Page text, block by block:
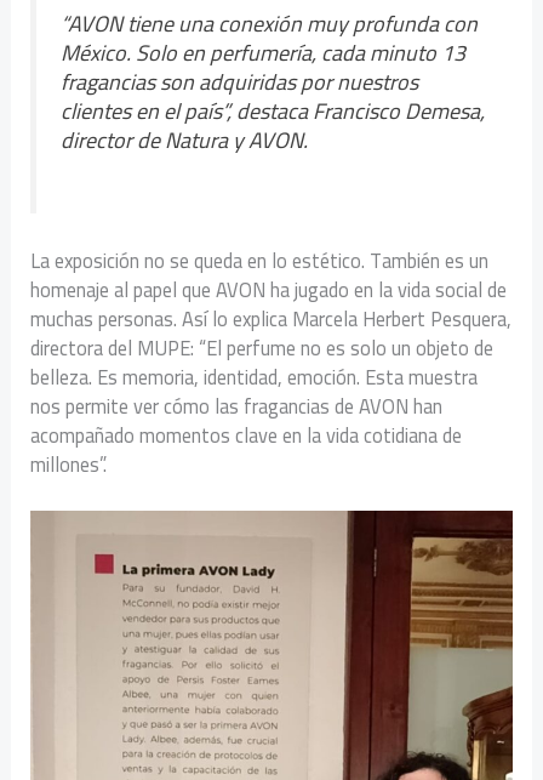
“AVON tiene una conexión muy profunda con
México. Solo en perfumería, cada minuto 13
fragancias son adquiridas por nuestros
clientes en el país”, destaca Francisco Demesa,
director de Natura y AVON.
La exposición no se queda en lo estético. También es un
homenaje al papel que AVON ha jugado en la vida social de
muchas personas. Así lo explica Marcela Herbert Pesquera,
directora del MUPE: “El perfume no es solo un objeto de
belleza. Es memoria, identidad, emoción. Esta muestra
nos permite ver cómo las fragancias de AVON han
acompañado momentos clave en la vida cotidiana de
millones”.